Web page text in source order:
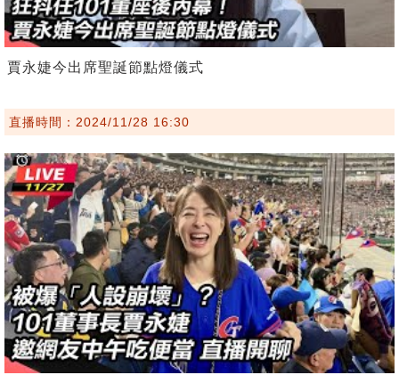
賈永婕今出席聖誕節點燈儀式
直播時間：2024/11/28 16:30